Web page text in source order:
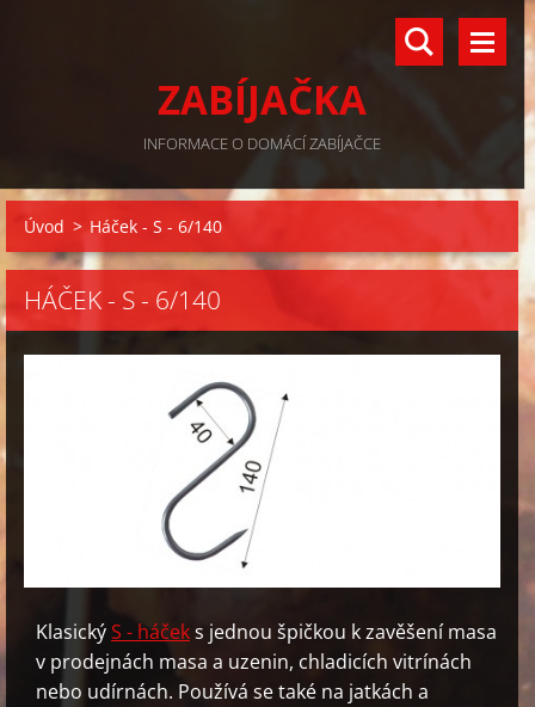
ZABÍJAČKA
INFORMACE O DOMÁCÍ ZABÍJAČCE
Úvod > Háček - S - 6/140
HÁČEK - S - 6/140
KlasickýS - háčeks jednou špičkou k zavěšení masa
v prodejnách masa a uzenin, chladicích vitrínách
nebo udírnách. Používá se také na jatkách a